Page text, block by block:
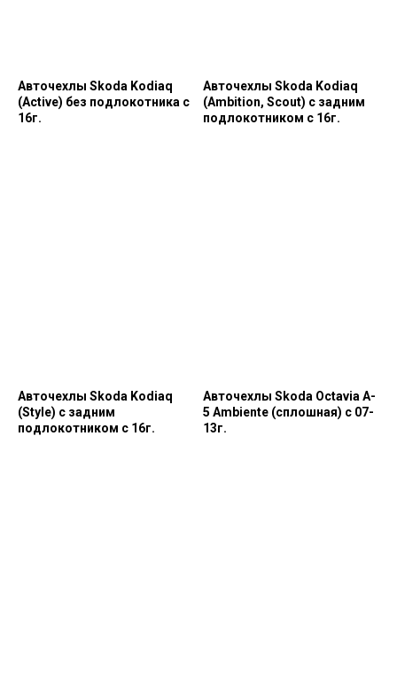
Авточехлы Skoda Kodiaq
(Active) без подлокотника с
16г.
Авточехлы Skoda Kodiaq
(Ambition, Scout) с задним
подлокотником с 16г.
Авточехлы Skoda Kodiaq
(Style) с задним
подлокотником с 16г.
Авточехлы Skoda Octavia A-
5 Ambiente (сплошная) с 07-
13г.